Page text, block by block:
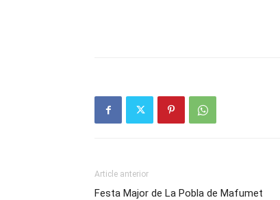
Article anterior
Festa Major de La Pobla de Mafumet